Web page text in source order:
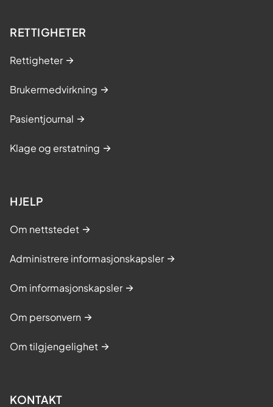
RETTIGHETER
Rettigheter
Brukermedvirkning
Pasientjournal
Klage og erstatning
HJELP
Om nettstedet
Administrere informasjonskapsler
Om informasjonskapsler
Om personvern
Om tilgjengelighet
KONTAKT